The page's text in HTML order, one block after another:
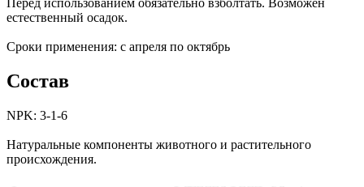
Перед использованием обязательно взболтать. Возможен
естественный осадок.
Сроки применения: с апреля по октябрь
Состав
NPK: 3-1-6
Натуральные компоненты животного и растительного
происхождения.